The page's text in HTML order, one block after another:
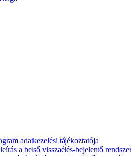
adatkezelési tájékoztatója
a belső visszaélés-bejelentő